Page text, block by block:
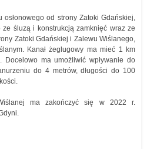
od strony Zatoki Gdańskiej,
ze śluzą i konstrukcją zamknięć wraz ze
Zatoki Gdańskiej i Zalewu Wiślanego,
Kanał żeglugowy ma mieć 1 km
Docelowo ma umożliwić wpływanie do
do 4 metrów, długości do 100
ma zakończyć się w 2022 r.